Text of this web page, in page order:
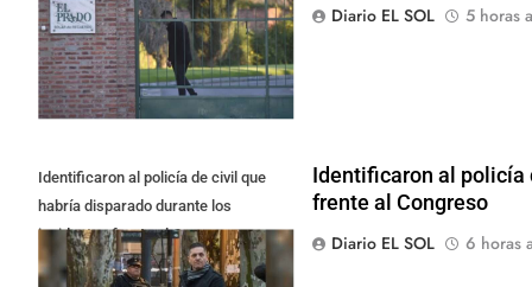
Diario EL SOL
5 horas
Identificaron al policía de civil que
habría disparado durante los
incidentes frente al Congreso
Identificaron al
frente al Congreso
Diario EL SOL
6 horas